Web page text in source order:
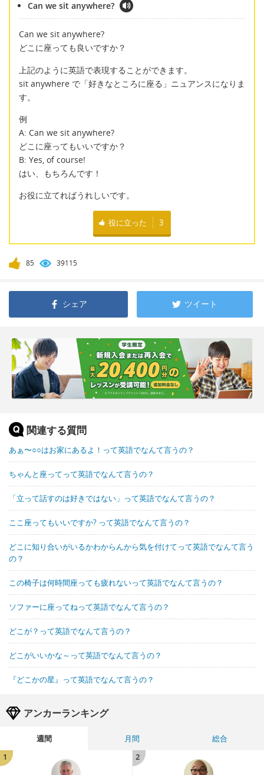
Can we sit anywhere?
Can we sit anywhere?
どこに座っても良いですか？
上記のように英語で表現することができます。
sit anywhere で「好きなところに座る」ニュアンスになりま
す。
例
A: Can we sit anywhere?
どこに座ってもいいですか？
B: Yes, of course!
はい、もちろんです！
お役に立てればうれしいです。
役に立った 3
85 39115
シェア ツイート
関連する質問
あぁ〜○○はお家にあるよ！って英語でなんて言うの？
ちゃんと座ってって英語でなんて言うの？
「立って話すのは好きではない」って英語でなんて言うの？
ここ座ってもいいですか? って英語でなんて言うの？
どこに知り合いがいるかわからんから気を付けてって英語でなんて言う
の？
この椅子は何時間座っても疲れないって英語でなんて言うの？
ソファーに座ってねって英語でなんて言うの？
どこが？って英語でなんて言うの？
どこがいいかな～って英語でなんて言うの？
『どこかの星』って英語でなんて言うの？
アンカーランキング
週間 月間
総合
1
2